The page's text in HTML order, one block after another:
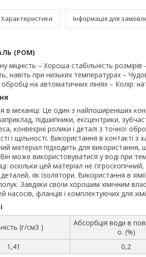
Характеристики Інформація для
(POM)
міцність – Хороша стабільність
навіть при низьких температурах –
на автоматичних лініях – Колір:
в механіці: Це один з найпоширеніших
підшипники, ексцентрики,
конвеєрні ролики і деталі з точної
і щільності. Використання в контакті з
матеріал підходить для
може використовуватися у воді при
оскільки цей матеріал не
як ізолятори. Використання в
Завдяки своїм хорошим хімічним
насосів, фланців і комплектуючих для
(г/см3 )
Абсорбція води в
о. (%)
1,41
0,2